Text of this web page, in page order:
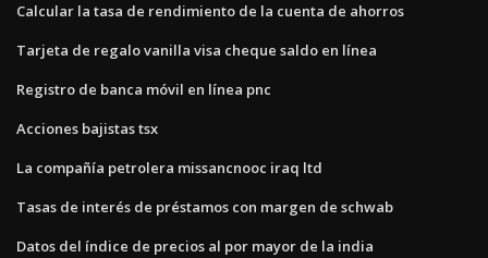
Calcular la tasa de rendimiento de la cuenta de ahorros
Tarjeta de regalo vanilla visa cheque saldo en línea
Registro de banca móvil en línea pnc
Acciones bajistas tsx
La compañía petrolera missancnooc iraq ltd
Tasas de interés de préstamos con margen de schwab
Datos del índice de precios al por mayor de la india